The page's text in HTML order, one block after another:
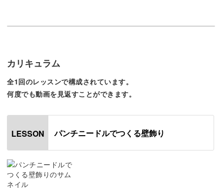
完成した作品は、ナチュラルなウッドテイストの家具にマ
手作りの作品は温かみを感じさせることも魅力です。
パンチニードルのふわふわとした質感も相まって、部屋に
立体感のある作品を作るには
カリキュラム
全1回のレッスンで構成されています。
何度でも動画を見返すことができます。
LESSON パンチニードルでつくる壁飾り